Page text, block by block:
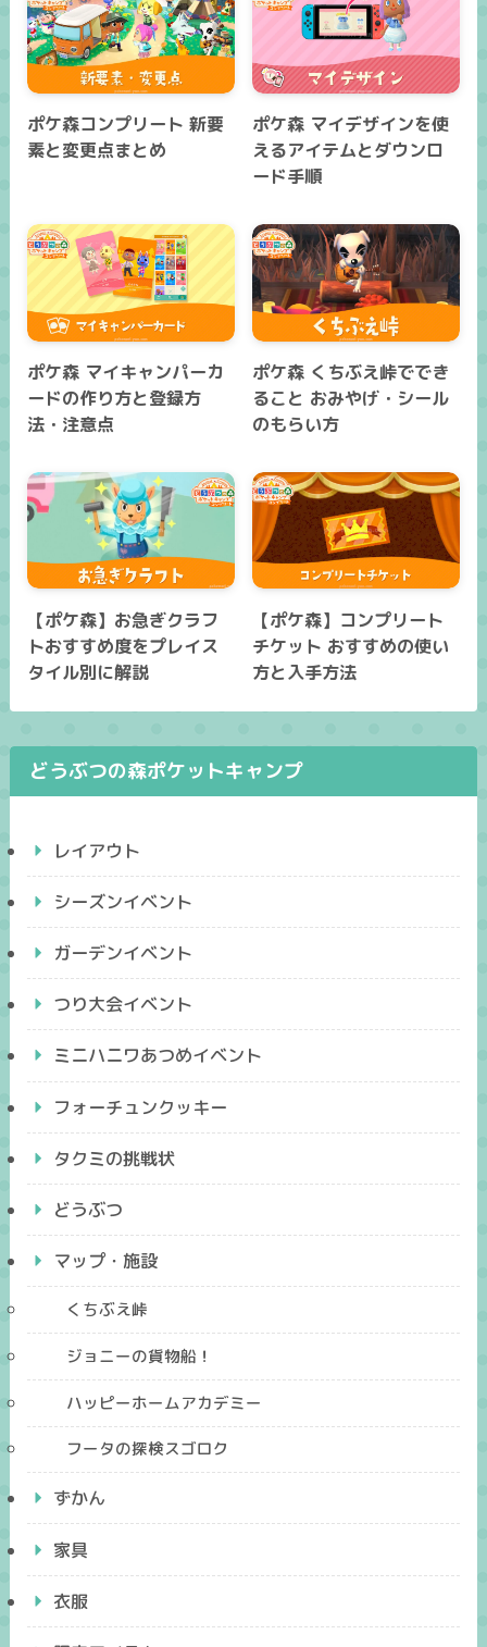
ポケ森コンプリート 新要
素と変更点まとめ
ポケ森 マイデザインを使
えるアイテムとダウンロ
ード手順
ポケ森 マイキャンパーカ
ードの作り方と登録方
法・注意点
ポケ森 くちぶえ峠ででき
ること おみやげ・シール
のもらい方
【ポケ森】お急ぎクラフ
トおすすめ度をプレイス
タイル別に解説
【ポケ森】コンプリート
チケット おすすめの使い
方と入手方法
どうぶつの森ポケットキャンプ
レイアウト
シーズンイベント
ガーデンイベント
つり大会イベント
ミニハニワあつめイベント
フォーチュンクッキー
タクミの挑戦状
どうぶつ
マップ・施設
くちぶえ峠
ジョニーの貨物船！
ハッピーホームアカデミー
フータの探検スゴロク
ずかん
家具
衣服